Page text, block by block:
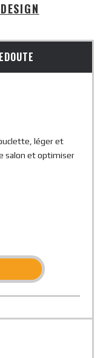
léger et
salon et optimiser